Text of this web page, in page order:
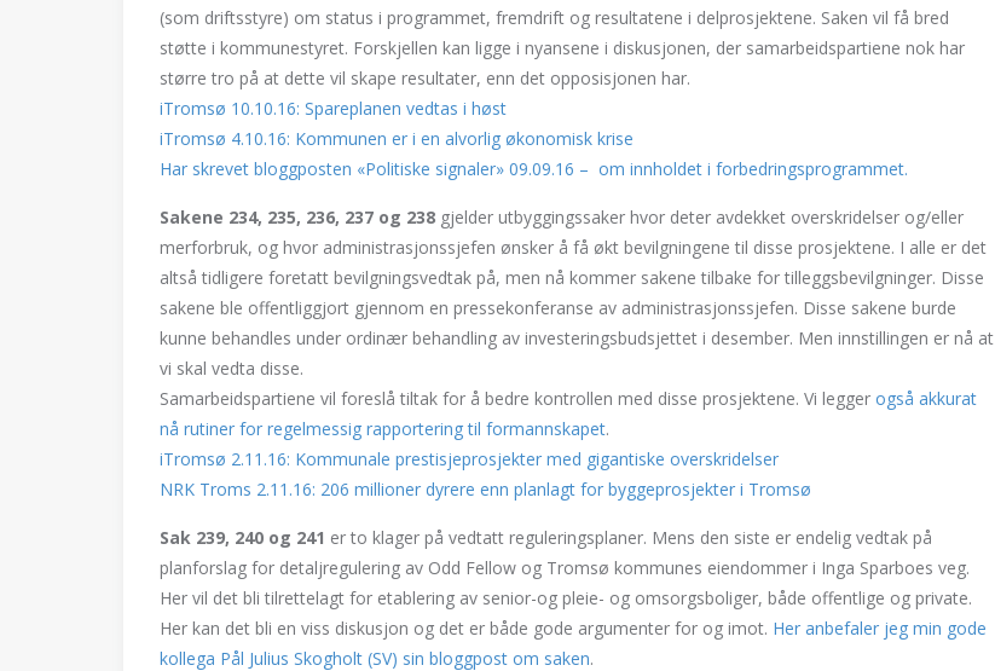
(som driftsstyre) om status i programmet, fremdrift og resultatene i delprosjektene. Saken vil få bred
støtte i kommunestyret. Forskjellen kan ligge i nyansene i diskusjonen, der samarbeidspartiene nok har
større tro på at dette vil skape resultater, enn det opposisjonen har.
iTromsø 10.10.16: Spareplanen vedtas i høst
iTromsø 4.10.16: Kommunen er i en alvorlig økonomisk krise
Har skrevet bloggposten «Politiske signaler» 09.09.16 – om innholdet i forbedringsprogrammet.
Sakene 234, 235, 236, 237 og 238 gjelder utbyggingssaker hvor deter avdekket overskridelser og/eller
merforbruk, og hvor administrasjonssjefen ønsker å få økt bevilgningene til disse prosjektene. I alle er det
altså tidligere foretatt bevilgningsvedtak på, men nå kommer sakene tilbake for tilleggsbevilgninger. Disse
sakene ble offentliggjort gjennom en pressekonferanse av administrasjonssjefen. Disse sakene burde
kunne behandles under ordinær behandling av investeringsbudsjettet i desember. Men innstillingen er nå at
vi skal vedta disse.
Samarbeidspartiene vil foreslå tiltak for å bedre kontrollen med disse prosjektene. Vi legger også akkurat
nå rutiner for regelmessig rapportering til formannskapet.
iTromsø 2.11.16: Kommunale prestisjeprosjekter med gigantiske overskridelser
NRK Troms 2.11.16: 206 millioner dyrere enn planlagt for byggeprosjekter i Tromsø
Sak 239, 240 og 241 er to klager på vedtatt reguleringsplaner. Mens den siste er endelig vedtak på
planforslag for detaljregulering av Odd Fellow og Tromsø kommunes eiendommer i Inga Sparboes veg.
Her vil det bli tilrettelagt for etablering av senior-og pleie- og omsorgsboliger, både offentlige og private.
Her kan det bli en viss diskusjon og det er både gode argumenter for og imot. Her anbefaler jeg min gode
kollega Pål Julius Skogholt (SV) sin bloggpost om saken.